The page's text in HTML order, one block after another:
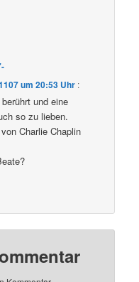
um 20:53 Uhr :
und eine
so zu lieben.
Charlie Chaplin